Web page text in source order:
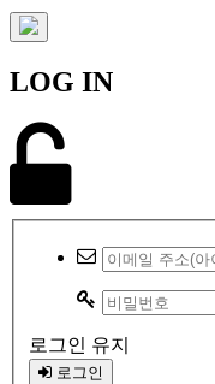
LOG IN
로그인 유지
로그인